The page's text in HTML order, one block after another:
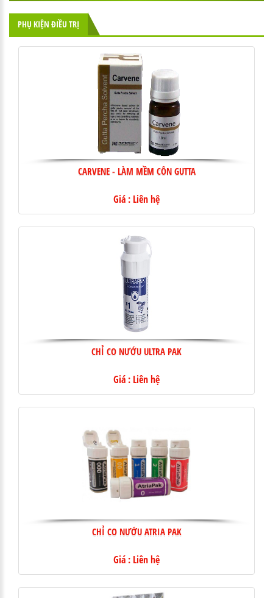
PHỤ KIỆN ĐIỀU TRỊ
CARVENE - LÀM MỀM CÔN GUTTA
Giá : Liên hệ
CHỈ CO NƯỚU ULTRA PAK
Giá : Liên hệ
CHỈ CO NƯỚU ATRIA PAK
Giá : Liên hệ